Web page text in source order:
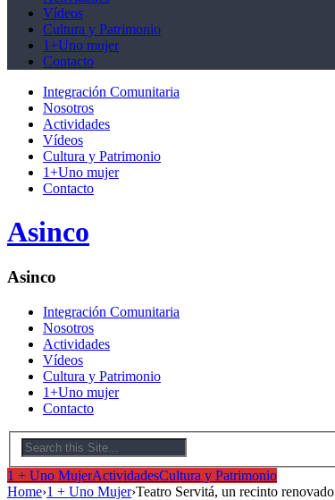
Vídeos
Cultura y Patrimonio
1+Uno mujer
Contacto
Integración Comunitaria
Nosotros
Actividades
Vídeos
Cultura y Patrimonio
1+Uno mujer
Contacto
Asinco
Asinco
Integración Comunitaria
Nosotros
Actividades
Vídeos
Cultura y Patrimonio
1+Uno mujer
Contacto
1 + Uno MujerActividadesCultura y Patrimonio
Home›1 + Uno Mujer›Teatro Servitá, un recinto renovado